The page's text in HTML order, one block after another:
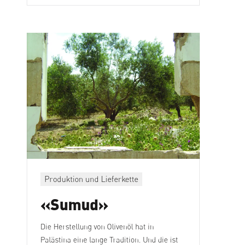
Produktion und Lieferkette
«Sumud»
Die Herstellung von Olivenöl hat in
Palästina eine lange Tradition. Und die ist